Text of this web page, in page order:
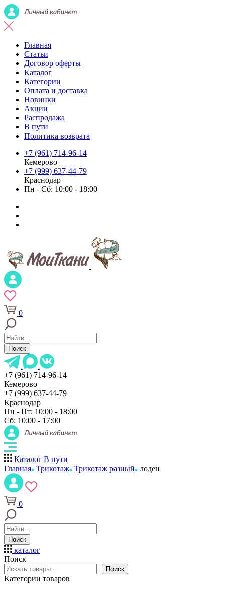
Главная
Статьи
Договор оферты
Каталог
Категории
Оплата и доставка
Новинки
Акции
Распродажа
В пути
Политика возврата
+7 (961) 714-96-14
Кемерово
+7 (999) 637-44-79
Краснодар
Пн - Сб: 10:00 - 18:00
0
Поиск
+7 (961) 714-96-14
Кемерово
+7 (999) 637-44-79
Краснодар
Пн - Пт: 10:00 - 18:00
Сб: 10:00 - 17:00
Каталог В пути
Главная Трикотаж Трикотаж разный лоден
0
Поиск
каталог
Поиск
Поиск
Категории товаров